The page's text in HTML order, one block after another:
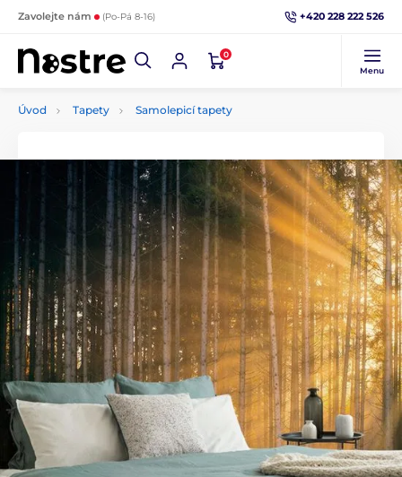
Zavolejte nám (Po-Pá 8-16) +420 228 222 526
0
Menu
Úvod Tapety Samolepicí tapety